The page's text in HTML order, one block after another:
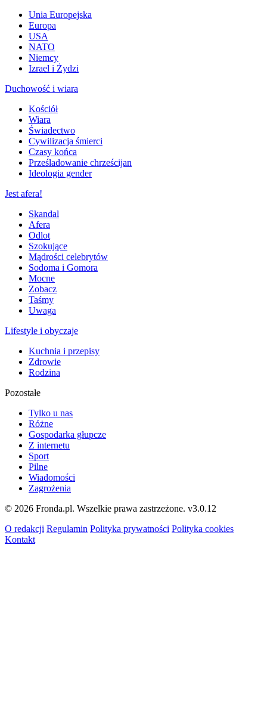
Unia Europejska
Europa
USA
NATO
Niemcy
Izrael i Żydzi
Duchowość i wiara
Kościół
Wiara
Świadectwo
Cywilizacja śmierci
Czasy końca
Prześladowanie chrześcijan
Ideologia gender
Jest afera!
Skandal
Afera
Odlot
Szokujące
Mądrości celebrytów
Sodoma i Gomora
Mocne
Zobacz
Taśmy
Uwaga
Lifestyle i obyczaje
Kuchnia i przepisy
Zdrowie
Rodzina
Pozostałe
Tylko u nas
Różne
Gospodarka głupcze
Z internetu
Sport
Pilne
Wiadomości
Zagrożenia
© 2026 Fronda.pl. Wszelkie prawa zastrzeżone. v3.0.12
O redakcji Regulamin Polityka prywatności Polityka cookies
Kontakt